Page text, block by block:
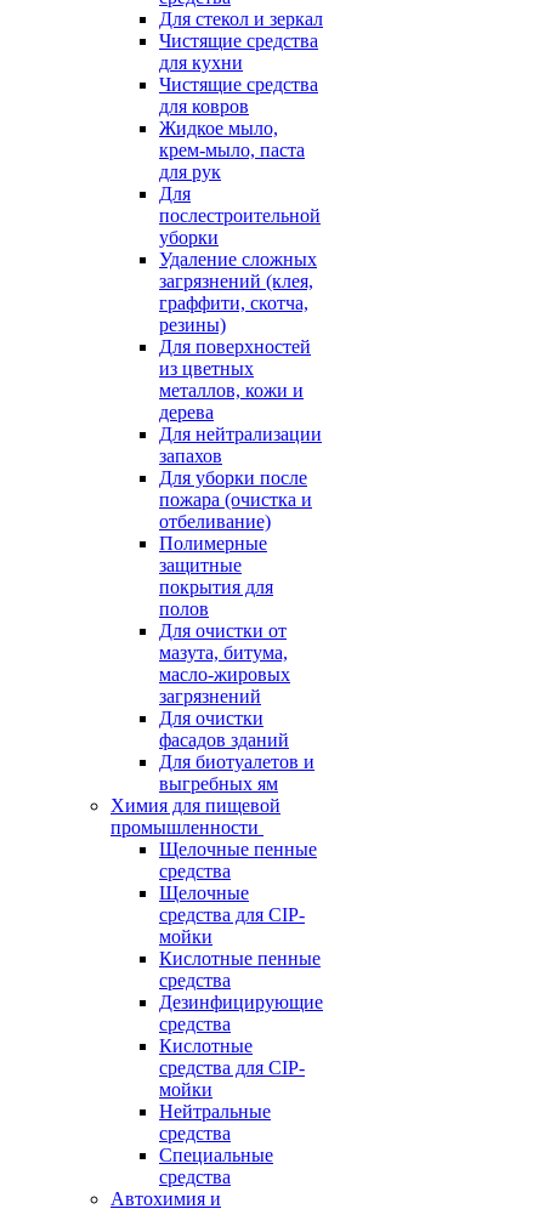
Для стекол и зеркал
Чистящие средства
для кухни
Чистящие средства
для ковров
Жидкое мыло,
крем-мыло, паста
для рук
Для
послестроительной
уборки
Удаление сложных
загрязнений (клея,
граффити, скотча,
резины)
Для поверхностей
из цветных
металлов, кожи и
дерева
Для нейтрализации
запахов
Для уборки после
пожара (очистка и
отбеливание)
Полимерные
защитные
покрытия для
полов
Для очистки от
мазута, битума,
масло-жировых
загрязнений
Для очистки
фасадов зданий
Для биотуалетов и
выгребных ям
Химия для пищевой
промышленности
Щелочные пенные
средства
Щелочные
средства для CIP-
мойки
Кислотные пенные
средства
Дезинфицирующие
средства
Кислотные
средства для CIP-
мойки
Нейтральные
средства
Специальные
средства
Автохимия и